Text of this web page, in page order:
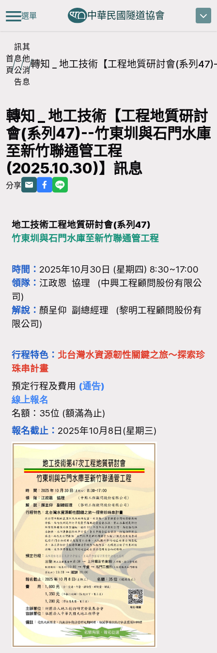
選單 中華民國隧道協會
首
頁
訊
息
公
告
其
他
消
息
轉知 _ 地工技術【工程地質研討會(系列
轉知 _ 地工技術【工程地質研討
會(系列47)--竹東圳與石門水庫
至新竹聯通管工程
(2025.10.30)】訊息
分享
地工技術工程地質研討會(系列47)
竹東圳與石門水庫至新竹聯通管工程
時間： 2025年10月 30日 (星期四) 8:30~17:00
領隊： 江政恩 協理 (中興工程顧問股份有限公
司)
解說： 顏呈仰 副總經理 (黎明工程顧問股份有
限公司)
行程特色： 北台灣水資源韌性關鍵之旅～探索珍
珠串計畫
預定行程及費用 (通告)
線上報名
名額： 35位 (額滿為止)
報名截止： 2025年10月 8日 (星期三)